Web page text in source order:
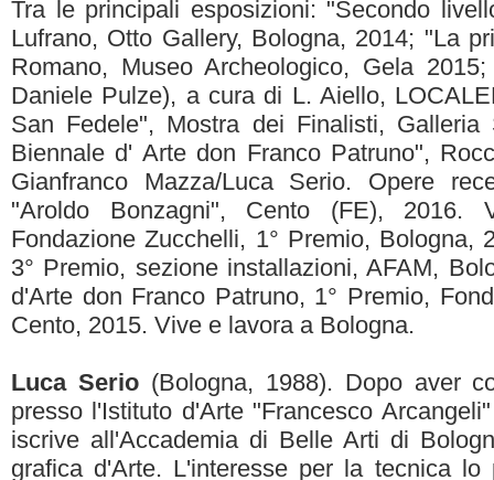
Tra le principali esposizioni: "Secondo
Lufrano, Otto Gallery, Bologna, 2014; "La
Romano, Museo Archeologico, Gela
Daniele Pulze), a cura di L. Aiello,
San Fedele", Mostra dei Finalisti,
Biennale d' Arte don Franco Patruno",
Gianfranco Mazza/Luca Serio. Opere
"Aroldo Bonzagni", Cento (FE), 2016.
Fondazione Zucchelli, 1° Premio, Bologna,
3° Premio, sezione installazioni, AFAM,
d'Arte don Franco Patruno, 1° Premio,
Cento, 2015. Vive e lavora a Bologna.
Luca Serio(Bologna, 1988). Dopo aver
presso l'Istituto d'Arte "Francesco
iscrive all'Accademia di Belle Arti di
grafica d'Arte. L'interesse per la tecnica lo